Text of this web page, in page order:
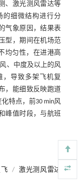
、激光测风雷达等
的细微结构进行分
气象原因，结果表
型，期间在机场范
均匀性，在进港高
、中度及以上的风
导致多架飞机复
，能细致反映跑道
特点，前30 min风
峰值时段，与航班
飞 / 激光测风雷达